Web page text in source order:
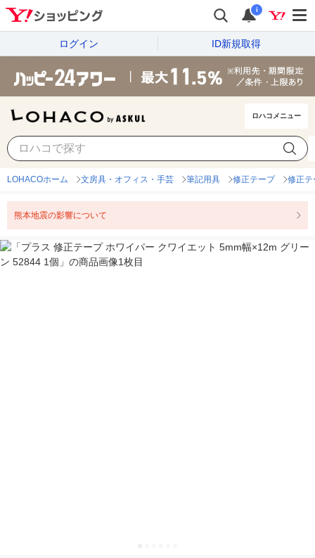
i
ログイン ID新規取得
ロハコメニュー
LOHACOホーム 文房具・オフィス・手芸 筆記用具 修正テープ 修正テ
熊本地震の影響について